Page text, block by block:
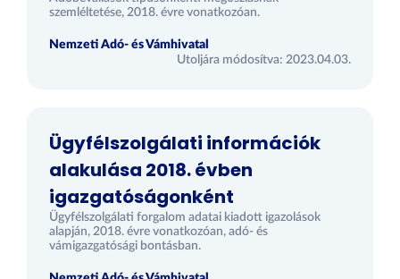
szemléltetése, 2018. évre vonatkozóan.
Nemzeti Adó- és Vámhivatal
Utoljára módosítva: 2023.04.03.
Ügyfélszolgálati információk
alakulása 2018. évben
igazgatóságonként
Ügyfélszolgálati forgalom adatai kiadott igazolások
alapján, 2018. évre vonatkozóan, adó- és
vámigazgatósági bontásban.